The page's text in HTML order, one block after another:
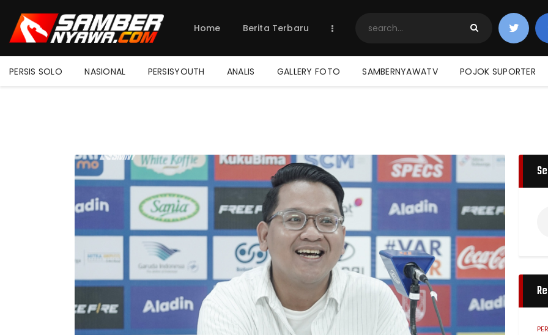
Home Berita Terbaru
PERSIS SOLO NASIONAL PERSISYOUTH ANALIS GALLERY FOTO SAMBERNYAWATV POJOK SUPORTER
Berita Terbaru
Jadwal & Hasil
Klasemen